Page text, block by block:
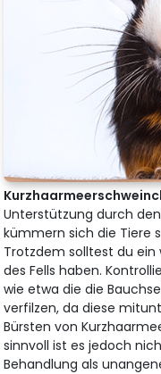
Unterstützung durch
kümmern sich die Tiere
Trotzdem solltest du
des Fells haben.
wie etwa die die
verfilzen, da diese
Bürsten von
sinnvoll ist es jedoch
Behandlung als